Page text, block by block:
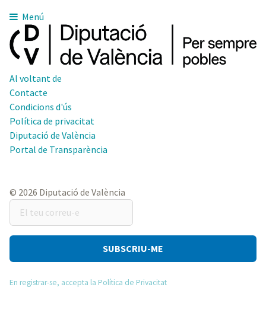
Menú
Al voltant de
Contacte
Condicions d'ús
Política de privacitat
Diputació de València
Portal de Transparència
© 2026 Diputació de València
El
teu
correu-
En registrar-se, accepta la Política de Privacitat